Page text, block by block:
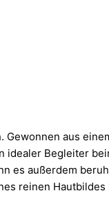
Gewonnen aus
idealer Begleiter
es außerdem
reinen